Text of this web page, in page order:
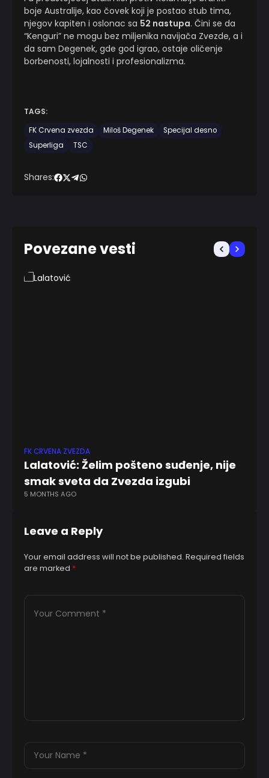
boje Australije, kao čovek koji je postao stub tima,
njegov kapiten i oslonac sa 52 nastupa. Čini se da
“Kenguri” ne mogu bez miljenika navijača Zvezde, a i
da sam Degenek, gde god igrao, ostaje oličenje
borbenosti, lojalnosti i profesionalizma.
TAGS:
FK Crvena zvezda
Miloš Degenek
Specijal desno
Superliga
TSC
Shares:
Povezane vesti
FK CRVENA ZVEZDA
Lalatović: Želim pošteno suđenje, nije
smak sveta da Zvezda izgubi
5 MONTHS AGO
Leave a Reply
Your email address will not be published. Required fields
are marked *